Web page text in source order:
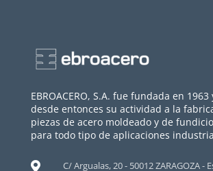
EBROACERO, S.A. fue fundada en
desde entonces su actividad a la
piezas de acero moldeado y de
para todo tipo de aplicaciones
C/ Argualas, 20 - 50012 ZARAGOZA -